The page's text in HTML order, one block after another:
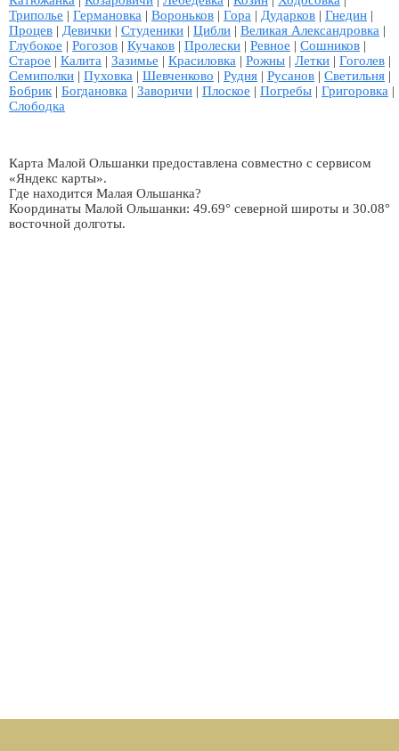
Триполье | Германовка | Вороньков | Гора | Дударков | Гнедин |
Процев | Девички | Студеники | Цибли | Великая Александровка |
Глубокое | Рогозов | Кучаков | Пролески | Ревное | Сошников |
Старое | Калита | Зазимье | Красиловка | Рожны | Летки | Гоголев |
Семиполки | Пуховка | Шевченково | Рудня | Русанов | Светильня |
Бобрик| Богдановка | Заворичи | Плоское | Погребы | Григоровка |
Слободка
Карта Малой Ольшанки предоставлена совместно с сервисом
«Яндекс карты».
Где находится Малая Ольшанка?
Координаты Малой Ольшанки: 49.69° северной широты и 30.08°
восточной долготы.